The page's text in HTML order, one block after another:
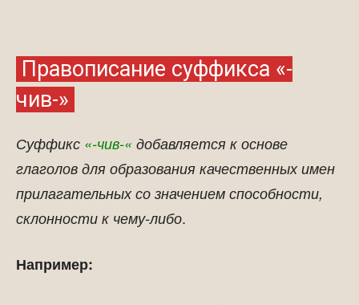
Правописание суффикса «-
чив-»
Суффикс «-чив-« добавляется к основе
глаголов для образования качественных имен
прилагательных со значением способности,
склонности к чему-либо.
Например: